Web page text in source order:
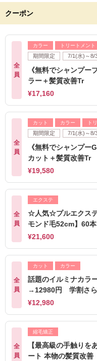
クーポン
全
員
カラー トリートメント
期間限定 7/1(水)～8/
《無料でシャンプー
ラー＋髪質改善Tr
¥17,160
全
員
カット カラー ト
期間限定 7/1(水)～8/
《無料でシャンプー
カット＋髪質改善Tr
¥19,580
全
員
エクステ
☆人気☆プルエクス
モンド毛52cm】60
¥21,600
全
員
カット カラー
話題のイルミナカラ
→12980円 学割さら
¥12,980
全
員
縮毛矯正
【最高級の手触りを
ート 本物の髪質改善